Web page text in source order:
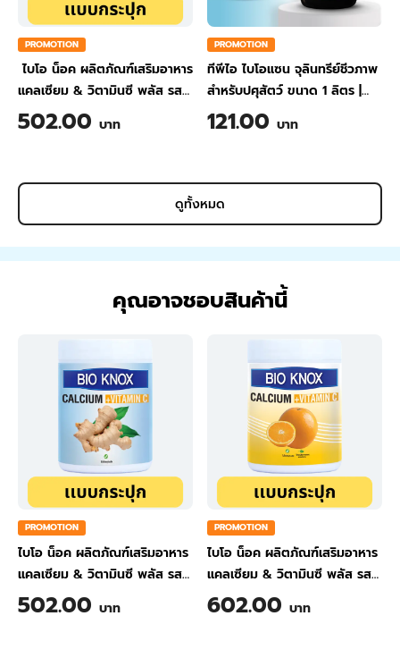
PROMOTION
ไบโอ น็อค ผลิตภัณฑ์เสริมอาหาร
แคลเซียม & วิตามินซี พลัส รส
สับปะรด ขนาด 200 กรัม
502.00 บาท
PROMOTION
ทีพีไอ ไบโอแซน จุลินทรีย์ชีวภาพ
สำหรับปศุสัตว์ ขนาด 1 ลิตร
TPI BIO-SAN Organic
Wastewater Treatment for
121.00 บาท
ดูทั้งหมด
คุณอาจชอบสินค้านี้
PROMOTION
ไบโอ น็อค ผลิตภัณฑ์เสริมอาหาร
แคลเซียม & วิตามินซี พลัส รส
ขิง ขนาด 200 กรัม
502.00 บาท
PROMOTION
ไบโอ น็อค ผลิตภัณฑ์เสริมอาหาร
แคลเซียม & วิตามินซี พลัส รส
ส้ม ขนาด 200 กรัม
602.00 บาท